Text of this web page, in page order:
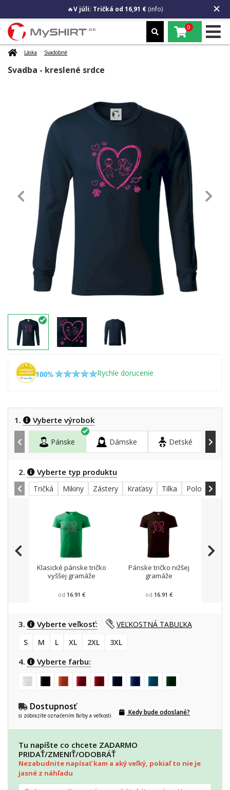
🔥V júli: Tričká od 16,91 € (info)
0
Láska Svadobné
Svadba - kreslené srdce
Rychle dorucenie
1. Vyberte výrobok
Pánske Dámske Detské
2. Vyberte typ produktu
Tričká Mikiny Zástery Kraťasy Tilka Polokošele
Klasické pánske tričko
vyššej gramáže
od 16.91 €
Pánske tričko nižšej
gramáže
od 16.91 €
3. Vyberte veľkosť:
VEĽKOSTNÁ TABUĽKA
S
M L XL 2XL 3XL
4. Vyberte farbu:
Dostupnosť
si zobrazíte označením farby a veľkosti Kedy bude odoslané?
Tu napíšte co chcete ZADARMO
PRIDAŤ/ZMENIŤ/ODOBRÁŤ
Nezabudnite napísať kam a aký veľký, pokiaľ to nie je
jasné z náhľadu